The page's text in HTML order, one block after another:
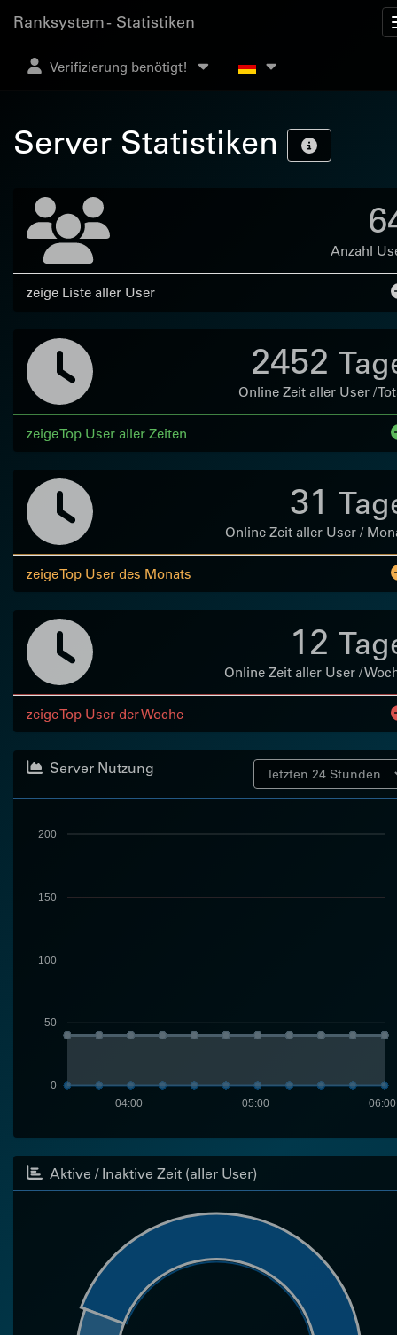
Ranksystem - Statistiken
Verifizierung benötigt!
Server Statistiken
Anzahl
zeige Liste aller User
2452
Online Zeit aller User /
zeige Top User aller Zeiten
31
Online Zeit aller User /
zeige Top User des Monats
12
Online Zeit aller User /
zeige Top User der Woche
Server Nutzung
0
50
100
150
200
06:00
05:00
04:00
Aktive / Inaktive Zeit (aller User)